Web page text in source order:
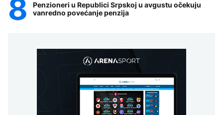
Penzioneri u Republici Srpskoj u avgustu očekuju
vanredno povećanje penzija